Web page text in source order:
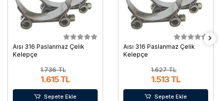
Aısı 316 Paslanmaz Çelik
Kelepçe
1.736 TL
1.615 TL
Sepete Ekle
Aısı 316 Paslanmaz Çelik
Kelepçe
1.627 TL
1.513 TL
Sepete Ekle